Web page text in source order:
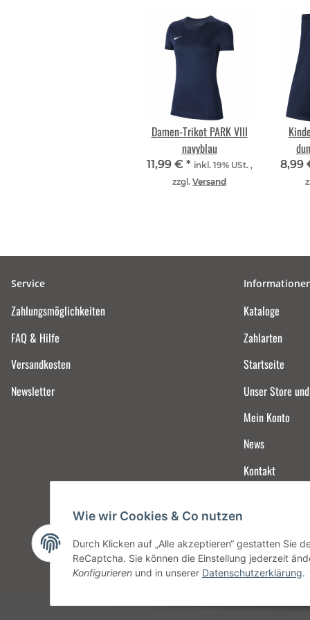
Damen-Trikot PARK VIII
navyblau
11,99 € * inkl. 19% USt. ,
zzgl. Versand
8,99
Service
Zahlungsmöglichkeiten
FAQ & Hilfe
Versandkosten
Newsletter
Kataloge
Zahlarten
Startseite
Unser Store
Mein Konto
News
Kontakt
Wie wir Cookies & Co nutzen
Durch Klicken auf „Alle akzeptieren“ gestatten Sie
ReCaptcha. Sie können die Einstellung jederzeit
Konfigurieren und in unserer Datenschutzerklärung.